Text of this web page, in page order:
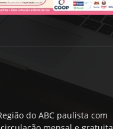
do ABC paulista com